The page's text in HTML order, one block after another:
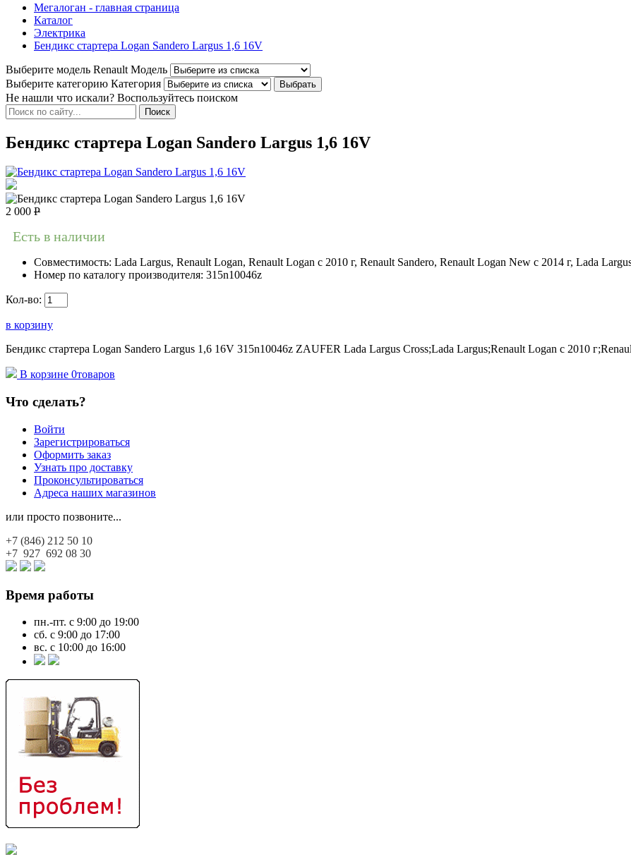
Мегалоган - главная страница
Каталог
Электрика
Бендикс стартера Logan Sandero Largus 1,6 16V
Выберите модель Renault Модель
Выберите категорию Категория
Не нашли что искали? Воспользуйтесь поиском
Бендикс стартера Logan Sandero Largus 1,6 16V
2 000 Р
Есть в наличии
Совместимость: Lada Largus, Renault Logan, Renault Logan c 2010 г, Renault Sandero, Renault Logan New с 2014 г, Lada
Номер по каталогу производителя: 315n10046z
Кол-во:
в корзину
Бендикс стартера Logan Sandero Largus 1,6 16V 315n10046z ZAUFER Lada Largus Cross;Lada Largus;Renault Logan c 2010
В корзине 0товаров
Что сделать?
Войти
Зарегистрироваться
Оформить заказ
Узнать про доставку
Проконсультироваться
Адреса наших магазинов
или просто позвоните...
+7 (846) 212 50 10
+7 927 692 08 30
Время работы
пн.-пт. с 9:00 до 19:00
сб. с 9:00 до 17:00
вс. с 10:00 до 16:00